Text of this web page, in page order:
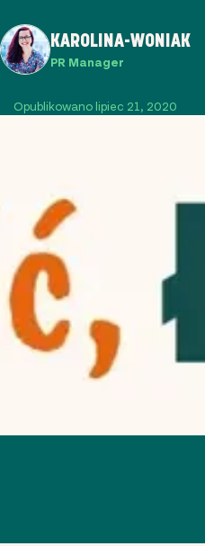
KAROLINA-WONIAK
PR Manager
Opublikowano lipiec 21, 2020